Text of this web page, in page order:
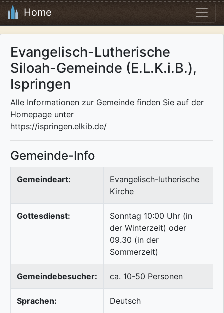
Home
Evangelisch-Lutherische
Siloah-Gemeinde (E.L.K.i.B.),
Ispringen
Alle Informationen zur Gemeinde finden Sie auf der
Homepage unter
https://ispringen.elkib.de/
Gemeinde-Info
Gemeindeart:
Evangelisch-lutherische
Kirche
Gottesdienst:
Sonntag 10:00 Uhr (in
der Winterzeit) oder
09.30 (in der
Sommerzeit)
Gemeindebesucher: ca. 10-50 Personen
Sprachen: Deutsch